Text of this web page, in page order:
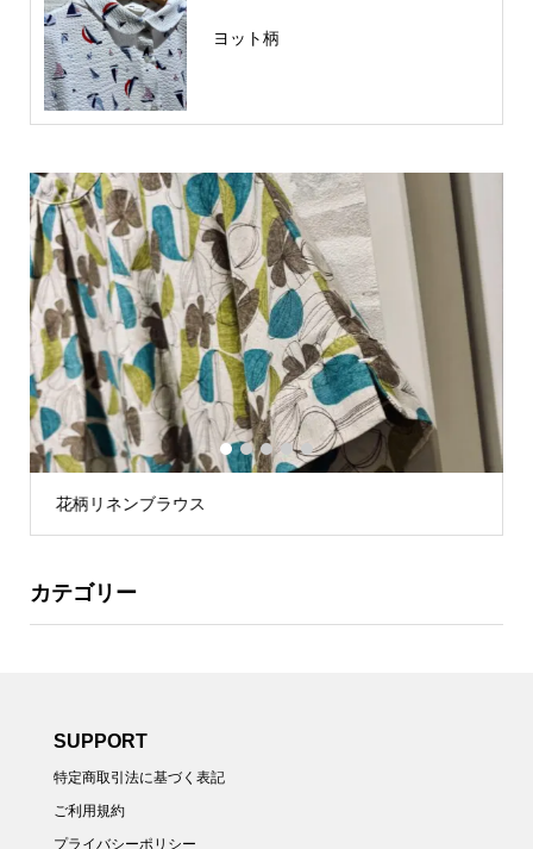
ヨット柄
花柄リネンブラウス
1 2 3 5
カテゴリー
SUPPORT
特定商取引法に基づく表記
ご利用規約
プライバシーポリシー